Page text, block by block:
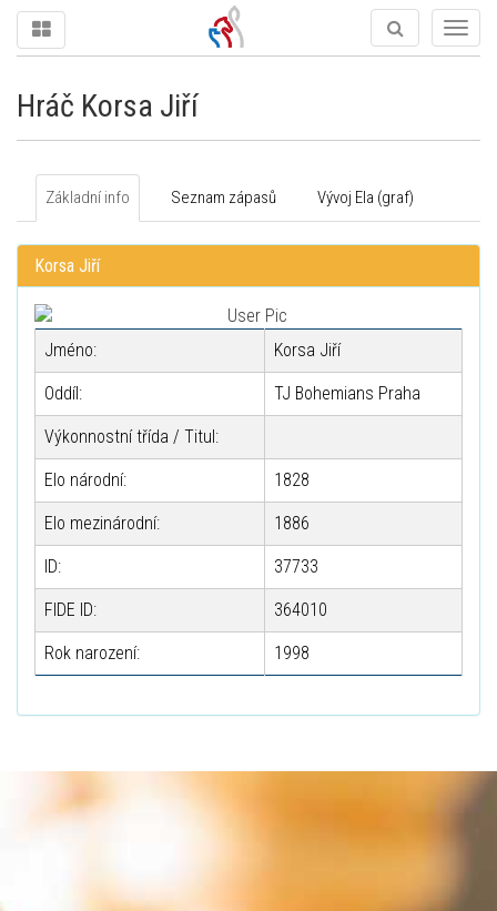
Hráč Korsa Jiří
Základní info Seznam zápasů Vývoj Ela (graf)
Korsa Jiří
Jméno: Korsa Jiří
Oddíl: TJ Bohemians Praha
Výkonnostní třída / Titul:
Elo národní: 1828
Elo mezinárodní: 1886
ID: 37733
FIDE ID: 364010
Rok narození: 1998